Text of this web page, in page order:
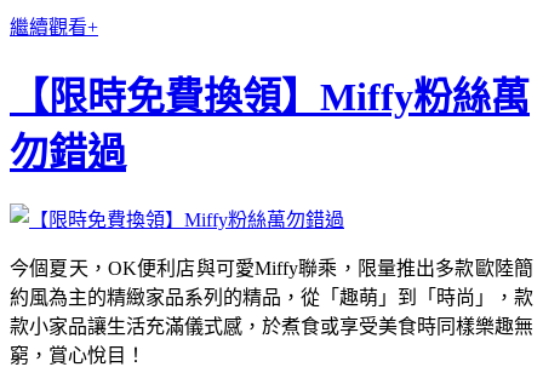
繼續觀看+
【限時免費換領】Miffy粉絲萬
勿錯過
今個夏天，OK便利店與可愛Miffy聯乘，限量推出多款歐陸簡
約風為主的精緻家品系列的精品，從「趣萌」到「時尚」，款
款小家品讓生活充滿儀式感，於煮食或享受美食時同樣樂趣無
窮，賞心悅目！